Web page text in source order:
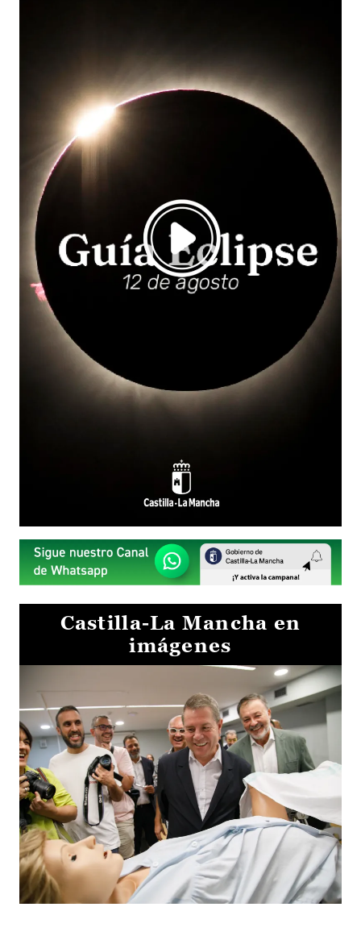
Castilla-La Mancha en
imágenes